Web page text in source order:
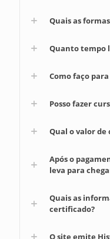
Quais as
Quanto tempo
Como faço
Posso fazer
Qual o valor de
Após o
leva para
Quais as
certificado?
O site emite